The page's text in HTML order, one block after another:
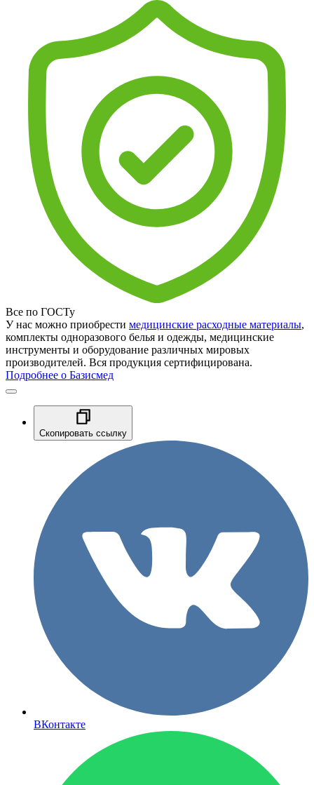
Все по ГОСТу
У нас можно приобрести медицинские расходные материалы,
комплекты одноразового белья и одежды, медицинские
инструменты и оборудование различных мировых
производителей. Вся продукция сертифицирована.
Подробнее о Базисмед
Скопировать ссылку
ВКонтакте